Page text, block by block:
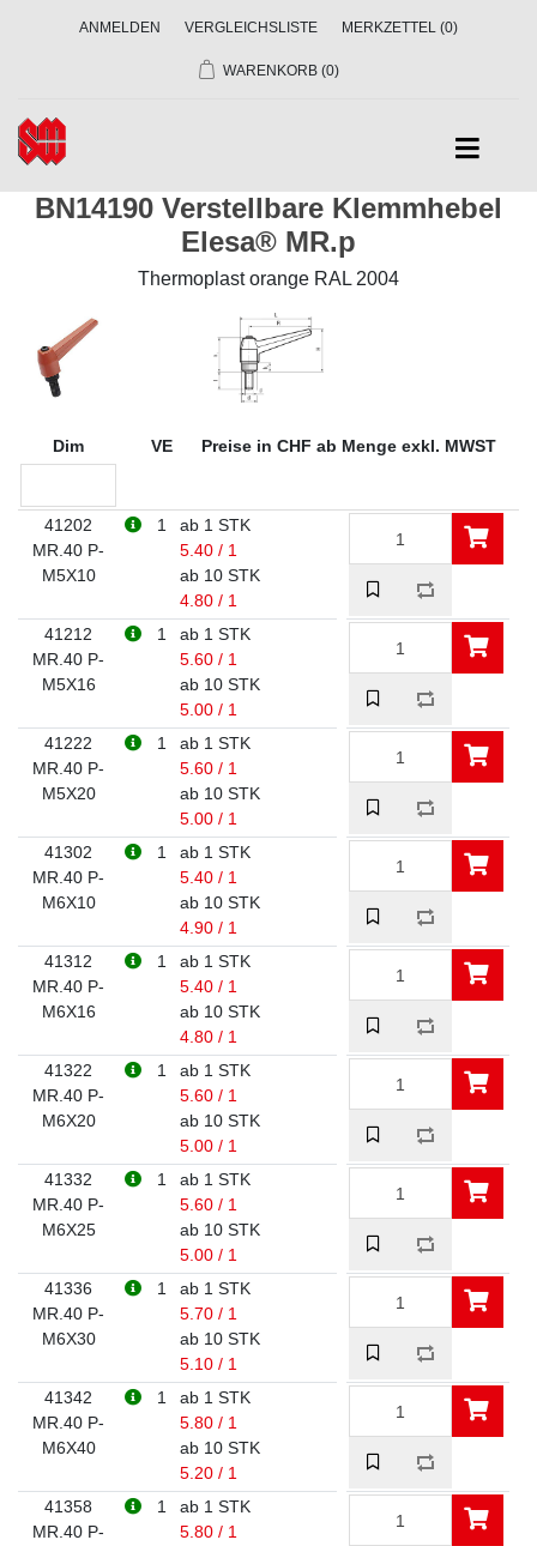
ANMELDEN VERGLEICHSLISTE MERKZETTEL (0)
WARENKORB (0)
BN14190 Verstellbare Klemmhebel
Elesa® MR.p
Thermoplast orange RAL 2004
Dim VE Preise in CHF ab Menge exkl. MWST
41202
MR.40 P-
M5X10
1
ab 1 STK
5.40 / 1
ab 10 STK
4.80 / 1
41212
MR.40 P-
M5X16
1
ab 1 STK
5.60 / 1
ab 10 STK
5.00 / 1
41222
MR.40 P-
M5X20
1
ab 1 STK
5.60 / 1
ab 10 STK
5.00 / 1
41302
MR.40 P-
M6X10
1
ab 1 STK
5.40 / 1
ab 10 STK
4.90 / 1
41312
MR.40 P-
M6X16
1
ab 1 STK
5.40 / 1
ab 10 STK
4.80 / 1
41322
MR.40 P-
M6X20
1
ab 1 STK
5.60 / 1
ab 10 STK
5.00 / 1
41332
MR.40 P-
M6X25
1
ab 1 STK
5.60 / 1
ab 10 STK
5.00 / 1
41336
MR.40 P-
M6X30
1
ab 1 STK
5.70 / 1
ab 10 STK
5.10 / 1
41342
MR.40 P-
M6X40
1
ab 1 STK
5.80 / 1
ab 10 STK
5.20 / 1
41358
MR.40 P-
1
ab 1 STK
5.80 / 1